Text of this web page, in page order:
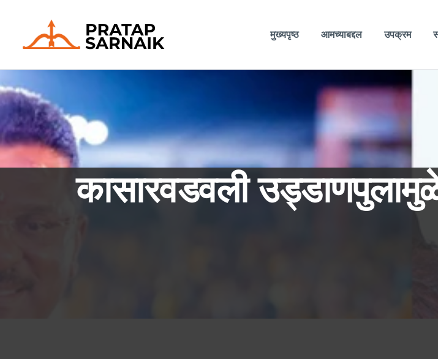
मुख्यपृष्ठ आमच्याबद्दल उपक्रम
कासारवडवली उड्डाणपुलामुळे